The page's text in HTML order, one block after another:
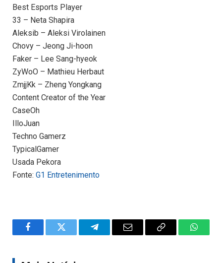
Best Esports Player
33 – Neta Shapira
Aleksib – Aleksi Virolainen
Chovy – Jeong Ji-hoon
Faker – Lee Sang-hyeok
ZyWoO – Mathieu Herbaut
ZmjjKk – Zheng Yongkang
Content Creator of the Year
CaseOh
IlloJuan
Techno Gamerz
TypicalGamer
Usada Pekora
Fonte: G1 Entretenimento
FacebookTwitter TelegramEmail
Copy